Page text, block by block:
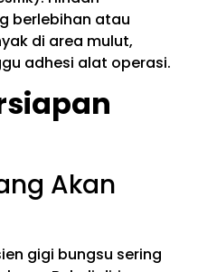
berlebihan atau
di area mulut,
adhesi alat operasi.
Akan
gigi bungsu sering